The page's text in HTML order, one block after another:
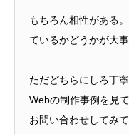
もちろん相性がある
ているかどうかが大事
ただどちらにしろ丁
Webの制作事例を見
お問い合わせしてみて